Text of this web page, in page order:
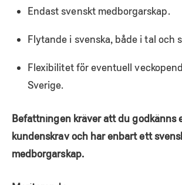
Endast svenskt medborgarskap.
Flytande i svenska, både i tal och
Flexibilitet för eventuell
Sverige.
Befattningen kräver att du godkänns
kundenskrav och har enbart ett
medborgarskap.